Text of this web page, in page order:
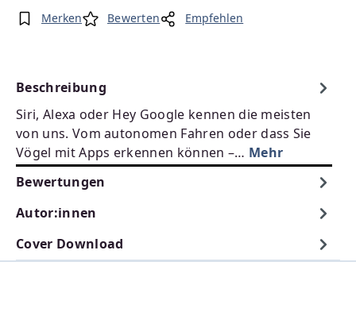
Merken Bewerten Empfehlen
Beschreibung
Siri, Alexa oder Hey Google kennen die meisten
von uns. Vom autonomen Fahren oder dass Sie
Vögel mit Apps erkennen können –… Mehr
Bewertungen
Autor:innen
Cover Download